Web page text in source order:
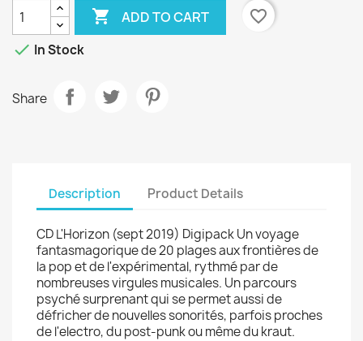
 ADD TO CART
favorite_border
 In Stock
Share
Description Product Details
CD L'Horizon (sept 2019) Digipack Un voyage
fantasmagorique de 20 plages aux frontières de
la pop et de l'expérimental, rythmé par de
nombreuses virgules musicales. Un parcours
psyché surprenant qui se permet aussi de
défricher de nouvelles sonorités, parfois proches
de l'electro, du post-punk ou même du kraut.